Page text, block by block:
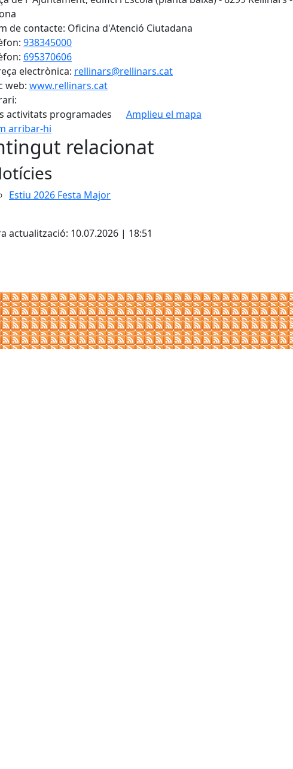
de contacte: Oficina d'Atenció Ciutadana
938345000
695370606
electrònica: rellinars@rellinars.cat
web: www.rellinars.cat
activitats programades
Amplieu el mapa
arribar-hi
relacionat
Estiu 2026 Festa Major
actualització: 10.07.2026 | 18:51